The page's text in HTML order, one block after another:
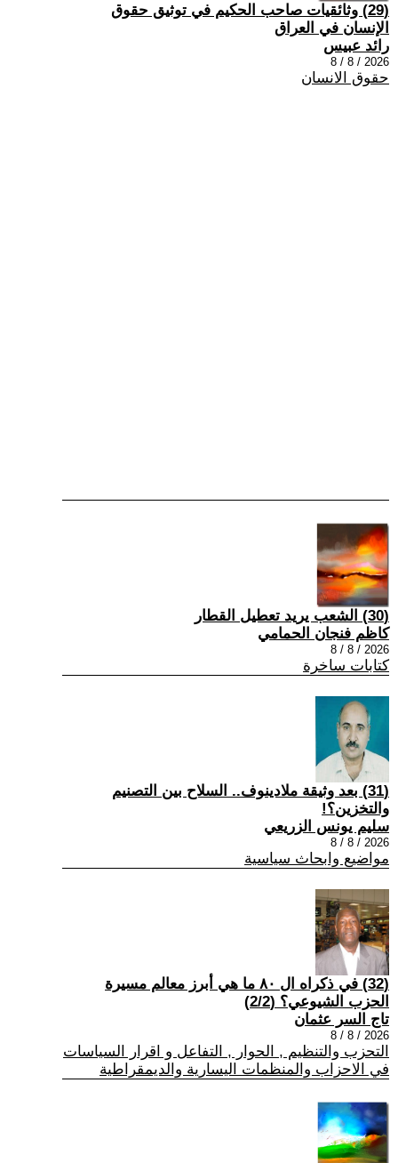
(29) وثائقيات صاحب الحكيم في توثيق حقوق
الإنسان في العراق
رائد عبيس
2026 / 8 / 8
حقوق الانسان
(30) الشعب يريد تعطيل القطار
كاظم فنجان الحمامي
2026 / 8 / 8
كتابات ساخرة
(31) بعد وثيقة ملادينوف.. السلاح بين التصنيم
والتخزين؟!
سليم يونس الزريعي
2026 / 8 / 8
مواضيع وابحاث سياسية
(32) في ذكراه ال ٨٠ ما هي أبرز معالم مسيرة
الحزب الشيوعي؟ (2/2)
تاج السر عثمان
2026 / 8 / 8
التحزب والتنظيم , الحوار , التفاعل و اقرار السياسات
في الاحزاب والمنظمات اليسارية والديمقراطية